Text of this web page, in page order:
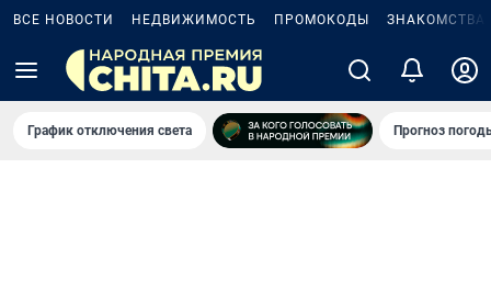
ВСЕ НОВОСТИ НЕДВИЖИМОСТЬ ПРОМОКОДЫ ЗНАКОМСТВА
График отключения света Прогноз